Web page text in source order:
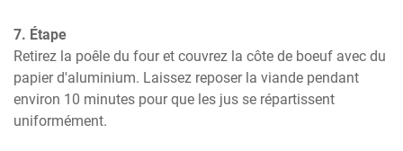
7. Étape
Retirez la poêle du four et couvrez la côte de boeuf avec du
papier d'aluminium. Laissez reposer la viande pendant
environ 10 minutes pour que les jus se répartissent
uniformément.